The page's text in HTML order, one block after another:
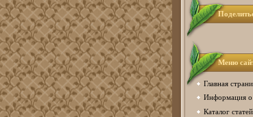
Меню
Главная
Информация о
Каталог статей